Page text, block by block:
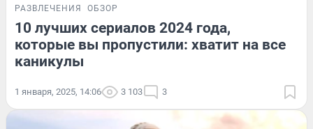
РАЗВЛЕЧЕНИЯ ОБЗОР
10 лучших сериалов 2024 года,
которые вы пропустили: хватит на все
каникулы
1 января, 2025, 14:06 3 103 3